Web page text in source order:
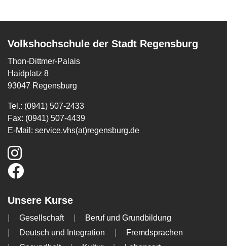
Volkshochschule der Stadt Regensburg
Thon-Dittmer-Palais
Haidplatz 8
93047 Regensburg
Tel.: (0941) 507-2433
Fax: (0941) 507-4439
E-Mail: service.vhs(at)regensburg.de
Unsere Kurse
Gesellschaft
Beruf und Grundbildung
Deutsch und Integration
Fremdsprachen